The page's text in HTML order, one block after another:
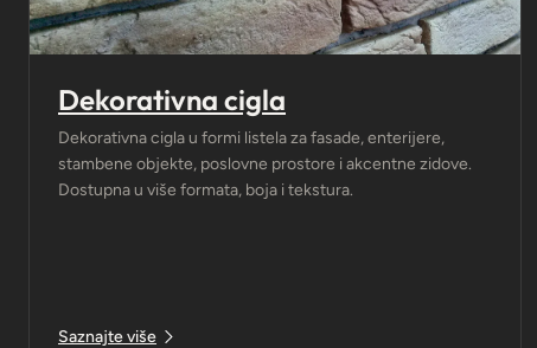
Dekorativna cigla
Dekorativna cigla u formi listela za fasade, enterijere,
stambene objekte, poslovne prostore i akcentne zidove.
Dostupna u više formata, boja i tekstura.
Saznajte više